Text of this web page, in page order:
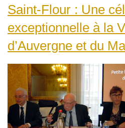
Saint-Flour : Une
exceptionnelle à la
d’Auvergne et du